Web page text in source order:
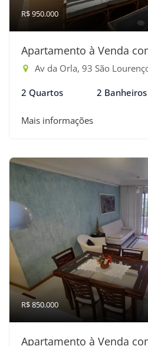
R$ 950.000
Apartamento à Venda
Av da Orla, 93 São Lourenço - Riviera
2 Quartos 2 Banheiros
Mais informações
R$ 850.000
Apartamento à Venda